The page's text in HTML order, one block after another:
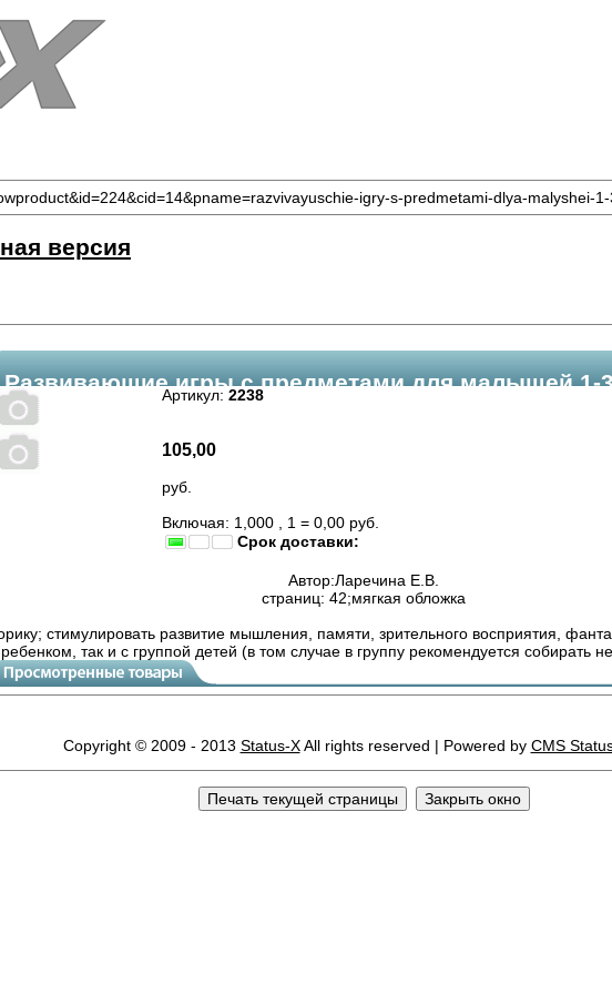
igry-s-predmetami-dlya-malyshei-
версия
Развивающие игры с предметами для малышей 1-
Артикул: 2238
105,00
руб.
Включая: 1,000 , 1 = 0,00руб.
Срок доставки:
Автор:Ларечина Е.В.
страниц: 42;мягкая обложка
стимулировать развитие мышления, памяти, зрительного восприятия,
так и с группой детей (в том случае в группу рекомендуется собирать
Copyright © 2009 - 2013 Status-XAll rights reserved | Powered by CMS